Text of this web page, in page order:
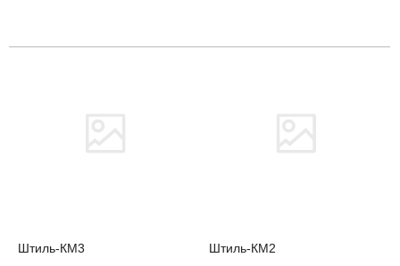
Штиль-КМ3 Штиль-КМ2